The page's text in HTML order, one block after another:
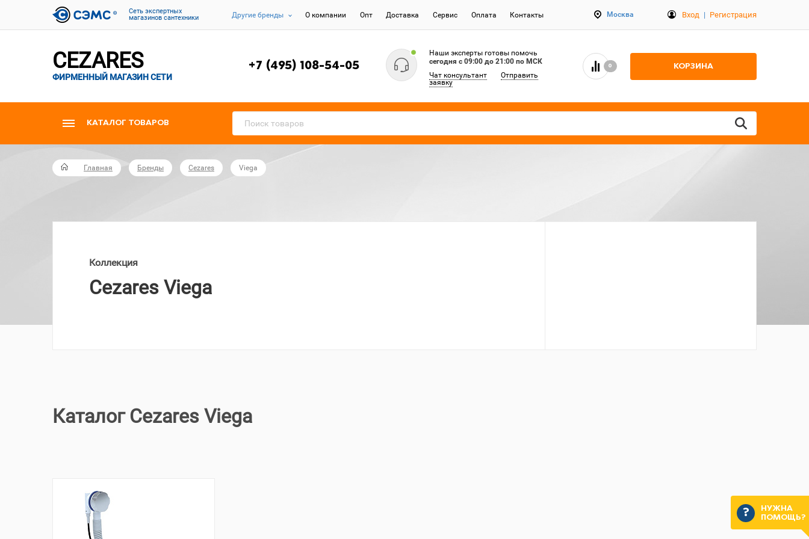
Cеть экспертных
магазинов сантехники
Другие бренды О компании Опт Доставка Сервис Оплата Контакты Москва Вход | Регистрация
CEZARES
ФИРМЕННЫЙ МАГАЗИН СЕТИ
+7 (495) 108-54-05
Наши эксперты готовы помочь
сегодня c 09:00 до 21:00 по МСК
Чат консультант
Отправить
заявку
0 КОРЗИНА
КАТАЛОГ ТОВАРОВ
Главная Бренды Cezares Viega
Коллекция
Cezares Viega
Каталог Cezares Viega
НУЖНА
ПОМОЩЬ?